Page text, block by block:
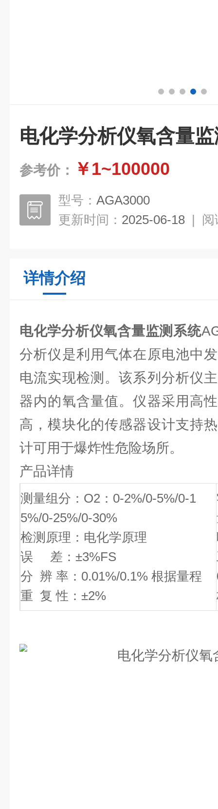
电化学分析仪氧含量
参考价： ￥1~100000
型号： AGA3000
更新时间： 2025-06-18 | 阅
详情介绍
电化学分析仪氧含量监测系统
分析仪是利用气体在原电池中
电流实现检测。该系列分析仪
器内的氧含量值。仪器采用高
高，模块化的传感器设计支持
计可用于爆炸性危险场所。
产品详情
测量组分：O2：0-2%/0-5%/0-1
5%/0-25%/0-30%
检测原理：电化学原理
误 差：±3%FS
分 辨 率：0.01%/0.1% 根据量程
重 复 性：±2%